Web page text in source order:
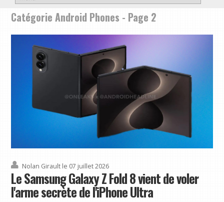
Catégorie Android Phones - Page 2
Nolan Girault le 07 juillet 2026
Le Samsung Galaxy Z Fold 8 vient de voler
l'arme secrète de l'iPhone Ultra